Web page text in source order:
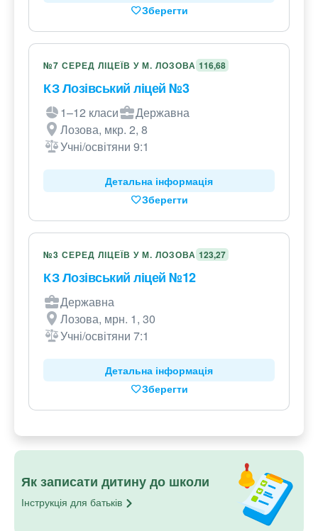
Зберегти
№7 СЕРЕД ЛІЦЕЇВ У М. ЛОЗОВА 116,68
КЗ Лозівський ліцей №3
1–12 класи
Державна
Лозова, мкр. 2, 8
Учні/освітяни 9:1
Детальна інформація
Зберегти
№3 СЕРЕД ЛІЦЕЇВ У М. ЛОЗОВА 123,27
КЗ Лозівський ліцей №12
Державна
Лозова, мрн. 1, 30
Учні/освітяни 7:1
Детальна інформація
Зберегти
Як записати дитину до школи
Інструкція для батьків